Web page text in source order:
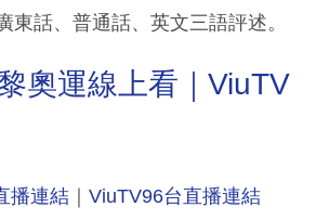
東話、普通話、英文三語評述。
奧運線上看｜ViuTV
播連結 ViuTV96台直播連結